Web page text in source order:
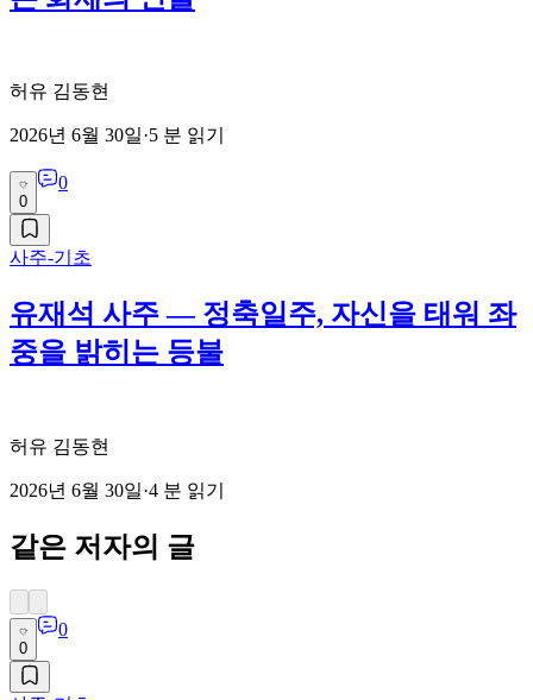
허유 김동현
2026년 6월 30일·5 분 읽기
0
0
사주-기초
유재석 사주 — 정축일주, 자신을 태워 좌
중을 밝히는 등불
허유 김동현
2026년 6월 30일·4 분 읽기
같은 저자의 글
0
0